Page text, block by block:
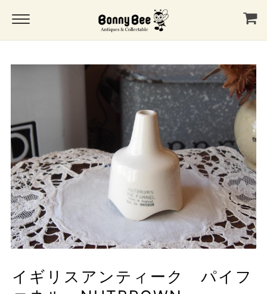
イギリスアンティーク パイフ